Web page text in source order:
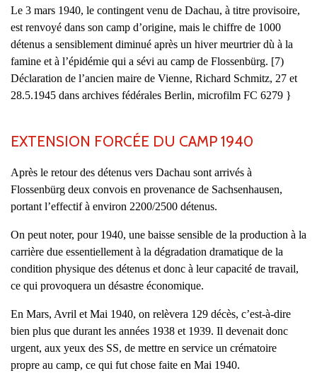
Le 3 mars 1940, le contingent venu de Dachau, à titre provisoire,
est renvoyé dans son camp d’origine, mais le chiffre de 1000
détenus a sensiblement diminué après un hiver meurtrier dù à la
famine et à l’épidémie qui a sévi au camp de Flossenbürg. [7)
Déclaration de l’ancien maire de Vienne, Richard Schmitz, 27 et
28.5.1945 dans archives fédérales Berlin, microfilm FC 6279 }
EXTENSION FORCÉE DU CAMP 1940
Après le retour des détenus vers Dachau sont arrivés à
Flossenbürg deux convois en provenance de Sachsenhausen,
portant l’effectif à environ 2200/2500 détenus.
On peut noter, pour 1940, une baisse sensible de la production à la
carrière due essentiellement à la dégradation dramatique de la
condition physique des détenus et donc à leur capacité de travail,
ce qui provoquera un désastre économique.
En Mars, Avril et Mai 1940, on relèvera 129 décès, c’est-à-dire
bien plus que durant les années 1938 et 1939. Il devenait donc
urgent, aux yeux des SS, de mettre en service un crématoire
propre au camp, ce qui fut chose faite en Mai 1940.